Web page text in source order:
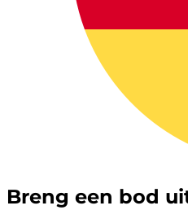
Breng een bod